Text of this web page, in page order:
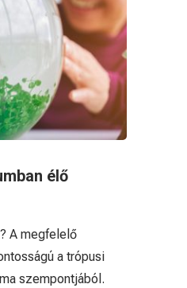
élő
A megfelelő
a trópusi
szempontjából.